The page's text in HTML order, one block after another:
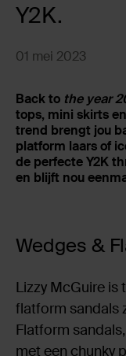
Y2K.
01 mei 2023
Back to the year
tops, mini skirts
trend brengt jou
platform laars of
de perfecte Y2K
en blijft nou
Wedges &
Lizzy McGuire is
flatform sandals
Flatform
met een chunky